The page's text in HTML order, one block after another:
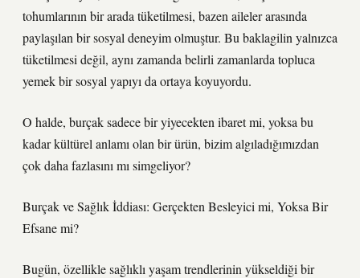
tohumlarının bir arada tüketilmesi, bazen aileler arasında
paylaşılan bir sosyal deneyim olmuştur. Bu baklagilin yalnızca
tüketilmesi değil, aynı zamanda belirli zamanlarda topluca
yemek bir sosyal yapıyı da ortaya koyuyordu.
O halde, burçak sadece bir yiyecekten ibaret mi, yoksa bu
kadar kültürel anlamı olan bir ürün, bizim algıladığımızdan
çok daha fazlasını mı simgeliyor?
Burçak ve Sağlık İddiası: Gerçekten Besleyici mi, Yoksa Bir
Efsane mi?
Bugün, özellikle sağlıklı yaşam trendlerinin yükseldiği bir